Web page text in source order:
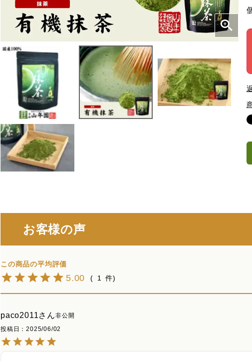
お客様の声
5.00 1
paco2011
非公開
投稿日
2025/06/02